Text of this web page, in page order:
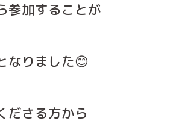
参加することが
なりました😊
ださる方から